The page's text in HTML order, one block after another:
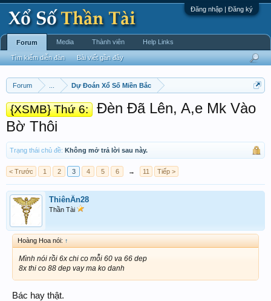
Đăng nhập | Đăng ký
Forum Dự Đoán Xổ Số Miền Bắc
{XSMB} Thứ 6:
Đèn Đã Lên, A,e Mk Vào
Bờ Thôi
Trạng thái chủ đề: Không mở trả lời sau này.
< Trước 1 2 3 4 5 6 → 11 Tiếp >
ThiênÂn28
Thần Tài
Hoàng Hoa nói: ↑
Mình nói rồi 6x chi co mỗi 60 va 66 dep
8x thi co 88 dep vay ma ko danh
Bác hay thật.
Forum
Tìm kiếm diễn đàn Bài viết gần đây
Media Thành viên Help Links